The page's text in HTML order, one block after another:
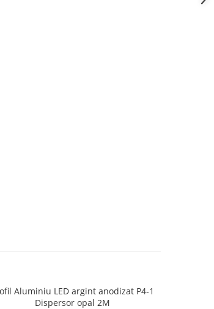
Aluminiu LED argint anodizat P4-1
Dispersor opal 2M